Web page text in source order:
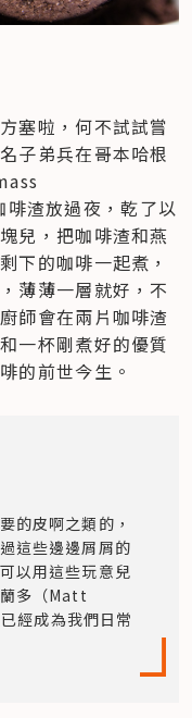
塞啦，何不試試嘗
子弟兵在哥本哈根
渣放過夜，乾了以
兒，把咖啡渣和燕
下的咖啡一起煮，
薄薄一層就好，不
師會在兩片咖啡渣
一杯剛煮好的優質
的前世今生。
的皮啊之類的，
這些邊邊屑屑的
以用這些玩意兒
多（Matt
經成為我們日常